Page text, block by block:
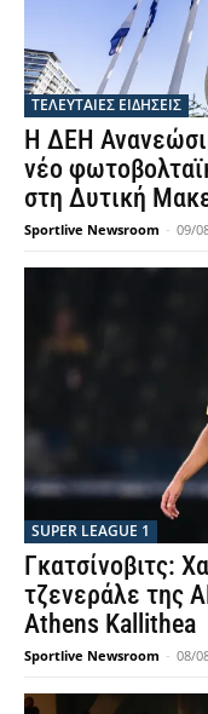
ΤΕΛΕΥΤΑΙΕΣ ΕΙΔΗΣΕΙΣ
Η ΔΕΗ
νέο
στη Δυτική
Sportlive Newsroom - 09/
SUPER LEAGUE 1
Γκατσίνοβιτς:
τζενεράλε της
Athens Kallithea
Sportlive Newsroom - 08/